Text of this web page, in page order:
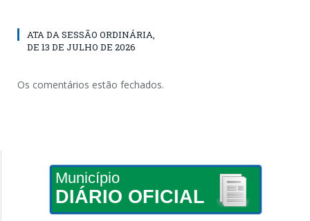
ATA DA SESSÃO ORDINÁRIA,
DE 13 DE JULHO DE 2026
Os comentários estão fechados.
Município
DIÁRIO OFICIAL